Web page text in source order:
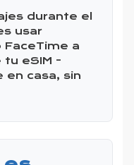
durante el
usar
FaceTime a
eSIM -
en casa, sin